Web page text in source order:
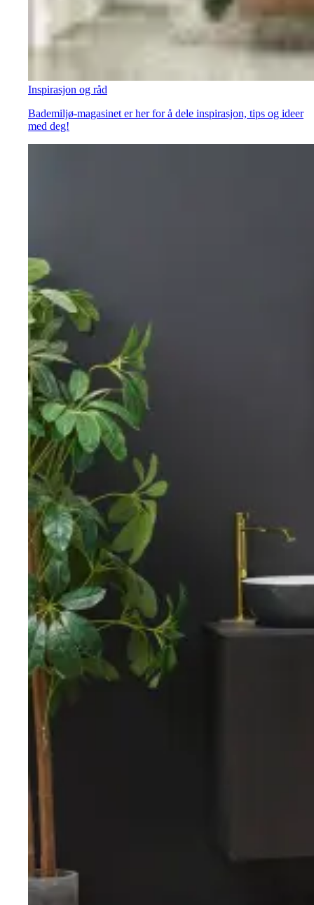
Inspirasjon og råd
Bademiljø-magasinet er her for å dele inspirasjon, tips og ideer
med deg!